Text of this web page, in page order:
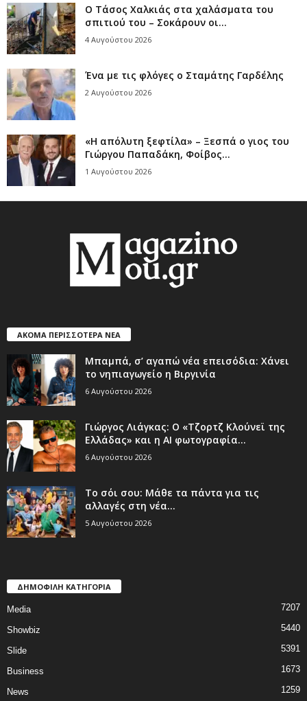
Ο Τάσος Χαλκιάς στα χαλάσματα του
σπιτιού του – Σοκάρουν οι...
4 Αυγούστου 2026
Ένα με τις φλόγες ο Σταμάτης Γαρδέλης
2 Αυγούστου 2026
«Η απόλυτη ξεφτίλα» – Ξεσπά ο γιος του
Γιώργου Παπαδάκη, Φοίβος...
1 Αυγούστου 2026
ΑΚΟΜΑ ΠΕΡΙΣΣΟΤΕΡΑ ΝΕΑ
Μπαμπά, σ’ αγαπώ νέα επεισόδια: Χάνει
το νηπιαγωγείο η Βιργινία
6 Αυγούστου 2026
Γιώργος Λιάγκας: Ο «Τζορτζ Κλούνεϊ της
Ελλάδας» και η AI φωτογραφία...
6 Αυγούστου 2026
Το σόι σου: Μάθε τα πάντα για τις
αλλαγές στη νέα...
5 Αυγούστου 2026
ΔΗΜΟΦΙΛΗ ΚΑΤΗΓΟΡΙΑ
Media 7207
Showbiz 5440
Slide 5391
Business 1673
News 1259